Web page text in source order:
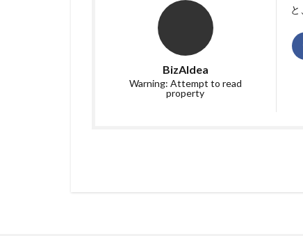
BizAIdea
Warning: Attempt to read
property